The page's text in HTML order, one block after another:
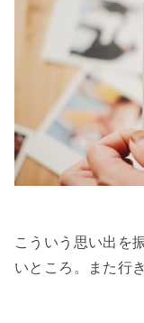
こういう思い出を
いところ。また行き